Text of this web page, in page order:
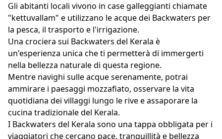
Gli abitanti locali vivono in case galleggianti chiamate
"kettuvallam" e utilizzano le acque dei Backwaters per
la pesca, il trasporto e l'irrigazione.
Una crociera sui Backwaters del Kerala è
un'esperienza unica che ti permetterà di immergerti
nella bellezza naturale di questa regione.
Mentre navighi sulle acque serenamente, potrai
ammirare i paesaggi mozzafiato, osservare la vita
quotidiana dei villaggi lungo le rive e assaporare la
cucina tradizionale del Kerala.
I Backwaters del Kerala sono una tappa obbligata per i
viaggiatori che cercano pace, tranquillità e bellezza